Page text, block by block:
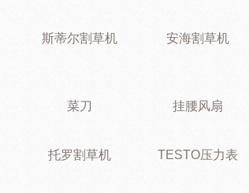
斯蒂尔割草机 安海割草机
菜刀 挂腰风扇
托罗割草机 TESTO压力表